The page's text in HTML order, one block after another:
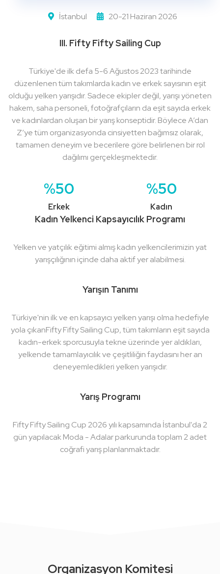
İstanbul 20-21 Haziran 2026
III. Fifty Fifty Sailing Cup
Türkiye'de ilk defa 5-6 Ağustos 2023 tarihinde
düzenlenen tüm takımlarda kadın ve erkek sayısının eşit
olduğu yelken yarışıdır. Sadece ekipler değil, yarışı yöneten
hakem, saha personeli, fotoğrafçıların da eşit sayıda erkek
ve kadınlardan oluşan bir yarış konseptidir. Böylece A’dan
Z’ye tüm organizasyonda cinsiyetten bağımsız olarak,
tamamen deneyim ve becerilere göre belirlenen bir rol
dağılımı gerçekleşmektedir.
%50
Erkek
%50
Kadın
Kadın Yelkenci Kapsayıcılık Programı
Yelken ve yatçılık eğitimi almış kadın yelkencilerimizin yat
yarışçılığının içinde daha aktif yer alabilmesi.
Yarışın Tanımı
Türkiye'nin ilk ve en kapsayıcı yelken yarışı olma hedefiyle
yola çıkanFifty Fifty Sailing Cup, tüm takımların eşit sayıda
kadın-erkek sporcusuyla tekne üzerinde yer aldıkları,
yelkende tamamlayıcılık ve çeşitliliğin faydasını her an
deneyemledikleri yelken yarışıdır.
Yarış Programı
Fifty Fifty Sailing Cup 2026 yılı kapsamında İstanbul'da 2
gün yapılacak Moda - Adalar parkurunda toplam 2 adet
coğrafi yarış planlanmaktadır.
Organizasyon Komitesi